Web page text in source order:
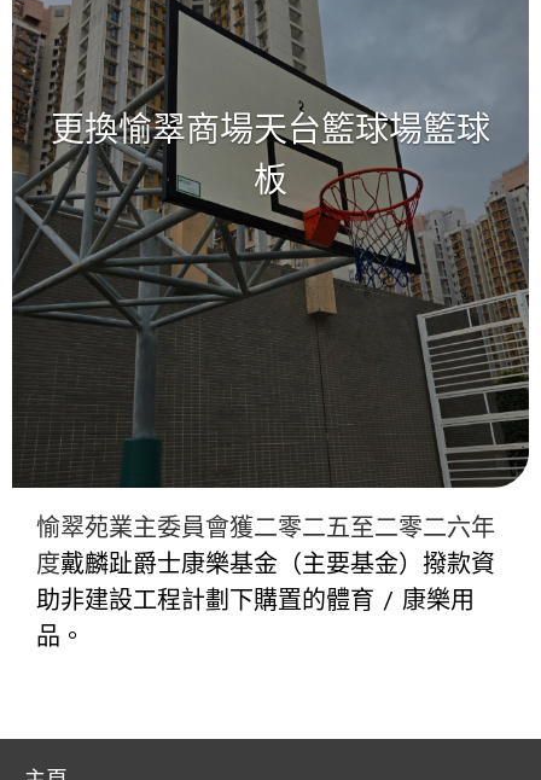
愉翠苑業主委員會獲二零二五至二零二六年
度戴麟趾爵士康樂基金（主要基金）撥款資
助非建設工程計劃下購置的體育 / 康樂用
品。